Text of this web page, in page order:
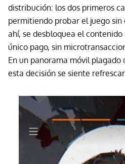
distribución: los dos primeros
permitiendo probar el juego
ahí, se desbloquea el
único pago, sin
En un panorama móvil plagado
esta decisión se siente